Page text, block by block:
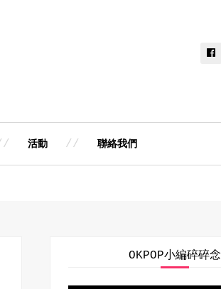
活動 聯絡我們
OKPOP小編碎碎念